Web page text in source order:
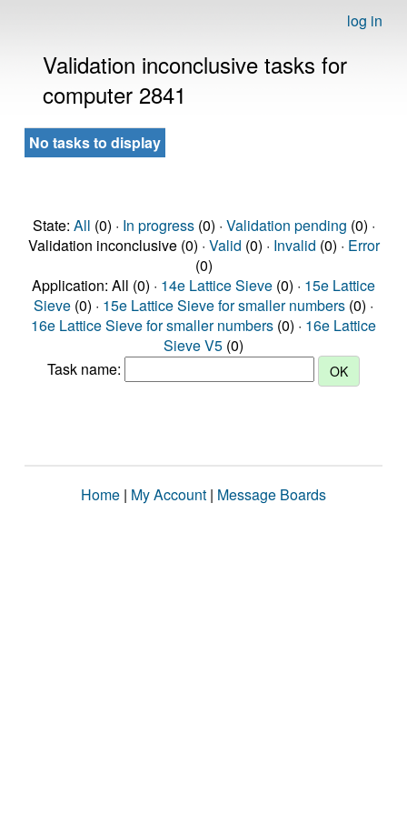
log in
Validation inconclusive tasks for
computer 2841
No tasks to display
State: All (0) · In progress(0) · Validation pending (0) ·
Validation inconclusive (0) · Valid (0) · Invalid (0) · Error
(0)
Application: All (0) · 14e Lattice Sieve (0) · 15e Lattice
Sieve (0) · 15e Lattice Sieve for smaller numbers (0) ·
16e Lattice Sieve for smaller numbers (0) · 16e Lattice
Sieve V5 (0)
Task name:
Home | My Account | Message Boards